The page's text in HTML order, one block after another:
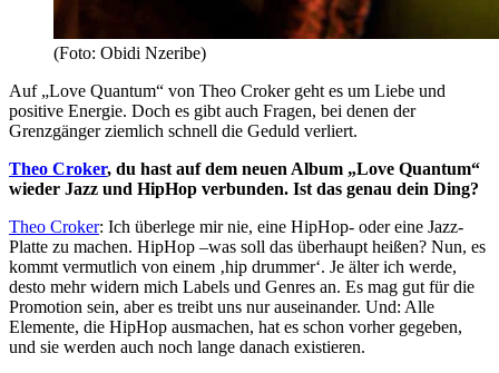
(Foto: Obidi Nzeribe)
Auf „Love Quantum“ von Theo Croker geht es um Liebe und
positive Energie. Doch es gibt auch Fragen, bei denen der
Grenzgänger ziemlich schnell die Geduld verliert.
Theo Croker, du hast auf dem neuen Album „Love Quantum“
wieder Jazz und HipHop verbunden. Ist das genau dein Ding?
Theo Croker: Ich überlege mir nie, eine HipHop- oder eine Jazz-
Platte zu machen. HipHop –was soll das überhaupt heißen? Nun, es
kommt vermutlich von einem ‚hip drummer‘. Je älter ich werde,
desto mehr widern mich Labels und Genres an. Es mag gut für die
Promotion sein, aber es treibt uns nur auseinander. Und: Alle
Elemente, die HipHop ausmachen, hat es schon vorher gegeben,
und sie werden auch noch lange danach existieren.